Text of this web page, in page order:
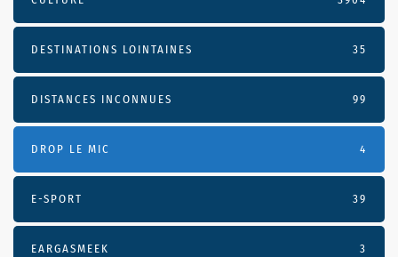
DESTINATIONS LOINTAINES 35
DISTANCES INCONNUES 99
DROP LE MIC 4
E-SPORT 39
EARGASMEEK 3